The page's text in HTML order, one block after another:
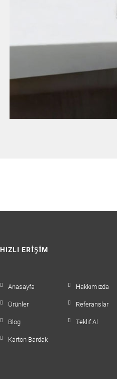
HIZLI ERIŞIM
Anasayfa Hakkımızda
Ürünler Referanslar
Blog Teklif Al
Karton Bardak